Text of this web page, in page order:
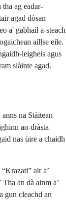
ag eadar-
agad dòsan
a' gabhail a-steach
aillse eile.
leigheis agus
slàinte agad.
na Stàitean
an-dràsta
nas ùire a chaidh
air a’
an dà ainm a’
gun cleachd an